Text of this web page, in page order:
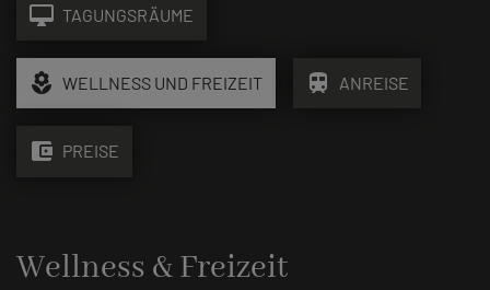
desktop_mac TAGUNGSRÄUME
local_florist WELLNESS UND FREIZEIT train ANREISE
account_balance_wallet PREISE
Wellness & Freizeit